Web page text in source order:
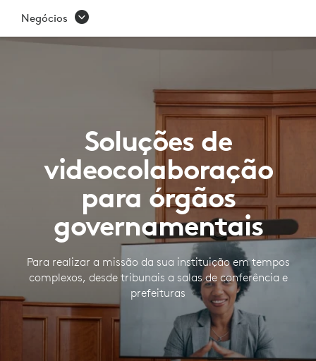
ÓRGÃOS
GOVERNAMENTAIS
Negócios
Soluções de
videocolaboração
para órgãos
governamentais
Para realizar a missão da sua instituição em tempos
complexos, desde tribunais a salas de conferência e
prefeituras